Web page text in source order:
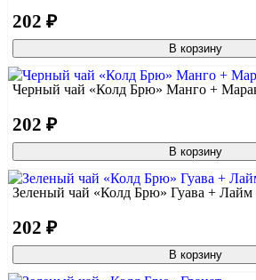
202 ₽
В корзину
Черный чай «Колд Брю» Манго +
202 ₽
В корзину
Зеленый чай «Колд Брю» Гуава + Лайм
202 ₽
В корзину